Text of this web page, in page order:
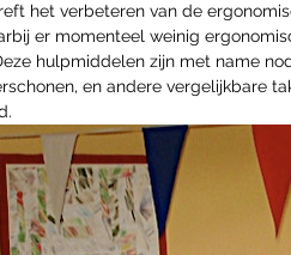
het verbeteren van de
er momenteel weinig
hulpmiddelen zijn met name
en andere vergelijkbare